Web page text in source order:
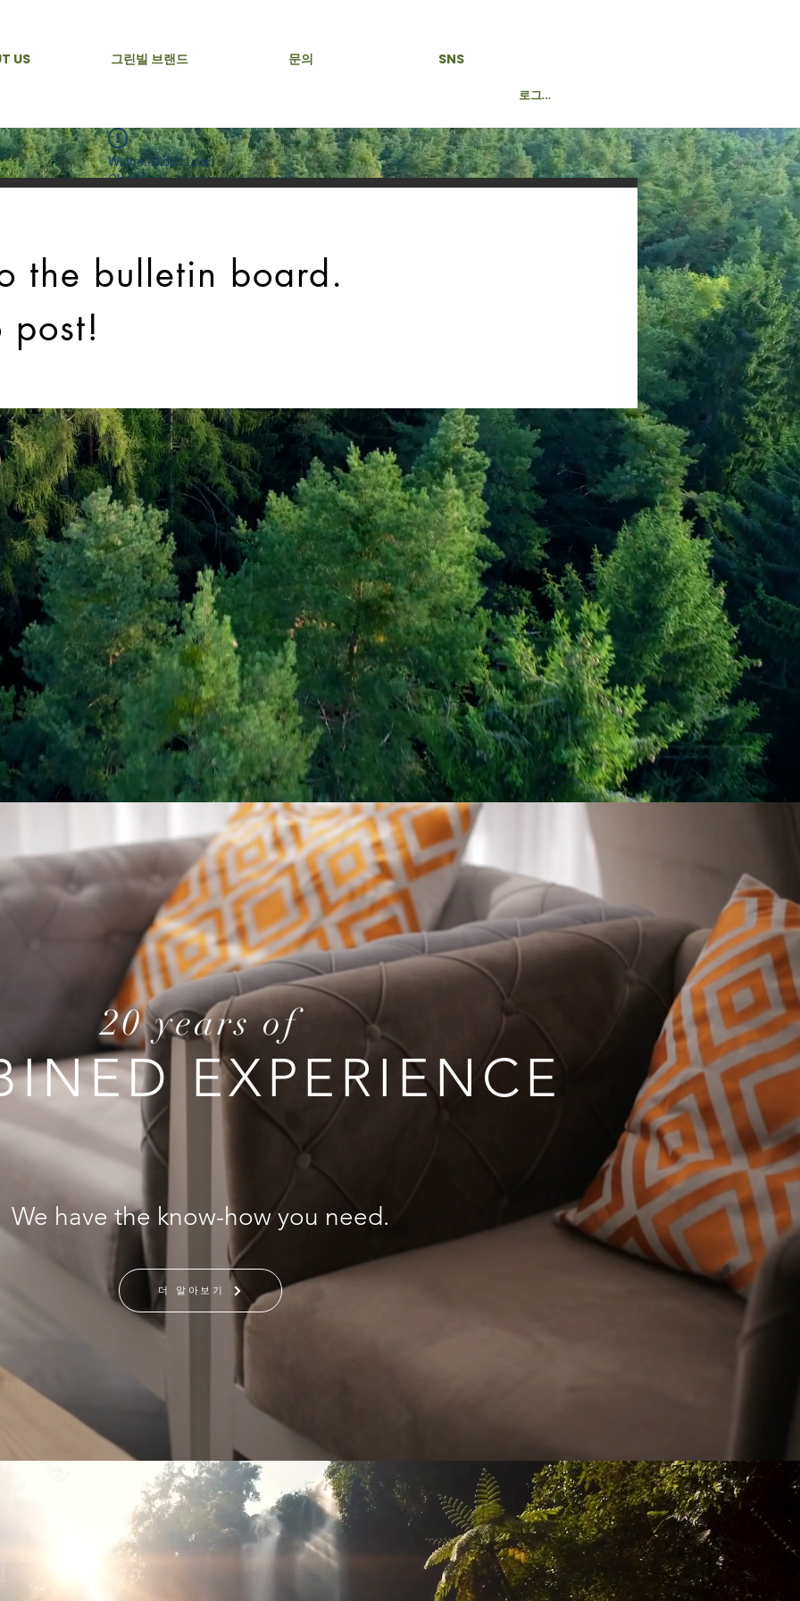
US 그린빌 브랜드 문의 SNS
로그인
Widget Didn’t Load
Check your internet and refresh
the bulletin board.
post!
20 years of
EXPERIENCE
We have the know-how you need.
더 알아보기